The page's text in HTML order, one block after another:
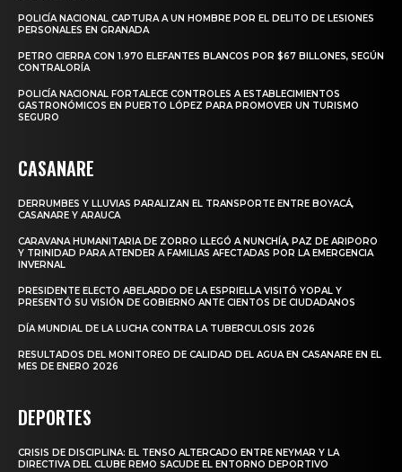
POLICÍA NACIONAL CAPTURA A UN HOMBRE POR EL DELITO DE LESIONES
PERSONALES EN GRANADA
PETRO CIERRA CON 1.970 ELEFANTES BLANCOS POR $67 BILLONES, SEGÚN
CONTRALORÍA
POLICÍA NACIONAL FORTALECE CONTROLES A ESTABLECIMIENTOS
GASTRONÓMICOS EN PUERTO LÓPEZ PARA PROMOVER UN TURISMO
SEGURO
CASANARE
DERRUMBES Y LLUVIAS PARALIZAN EL TRANSPORTE ENTRE BOYACÁ,
CASANARE Y ARAUCA
CARAVANA HUMANITARIA DE ZORRO LLEGÓ A NUNCHÍA, PAZ DE ARIPORO
Y TRINIDAD PARA ATENDER A FAMILIAS AFECTADAS POR LA EMERGENCIA
INVERNAL
PRESIDENTE ELECTO ABELARDO DE LA ESPRIELLA VISITÓ YOPAL Y
PRESENTÓ SU VISIÓN DE GOBIERNO ANTE CIENTOS DE CIUDADANOS
DÍA MUNDIAL DE LA LUCHA CONTRA LA TUBERCULOSIS 2026
RESULTADOS DEL MONITOREO DE CALIDAD DEL AGUA EN CASANARE EN EL
MES DE ENERO 2026
DEPORTES
CRISIS DE DISCIPLINA: EL TENSO ALTERCADO ENTRE NEYMAR Y LA
DIRECTIVA DEL CLUBE REMO SACUDE EL ENTORNO DEPORTIVO